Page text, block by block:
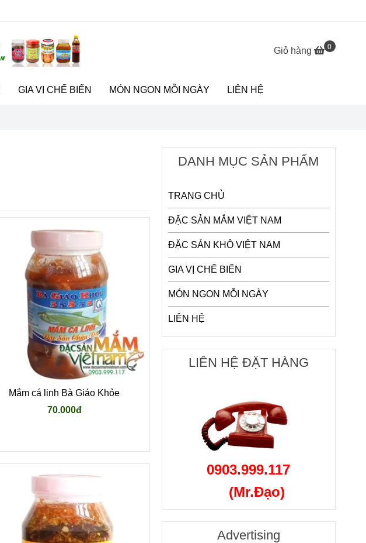
Giỏ hàng 0
GIA VỊ CHẾ BIẾN MÓN NGON MỖI NGÀY LIÊN HỆ
Mắm cá linh Bà Giáo Khỏe
70.000đ
DANH MỤC SẢN PHẨM
TRANG CHỦ
ĐẶC SẢN MẮM VIỆT NAM
ĐẶC SẢN KHÔ VIỆT NAM
GIA VỊ CHẾ BIẾN
MÓN NGON MỖI NGÀY
LIÊN HỆ
LIÊN HỆ ĐẶT HÀNG
0903.999.117
(Mr.Đạo)
Advertising